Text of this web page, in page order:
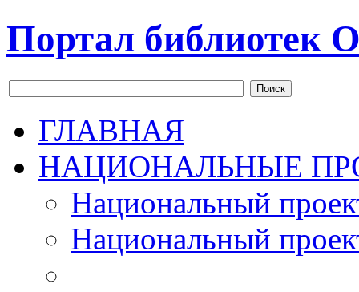
Портал библиотек
Поиск
ГЛАВНАЯ
НАЦИОНАЛЬНЫЕ
Национальный
Национальный